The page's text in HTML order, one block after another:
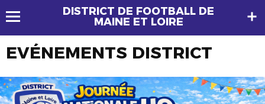
DISTRICT DE FOOTBALL DE
MAINE ET LOIRE
EVÉNEMENTS DISTRICT